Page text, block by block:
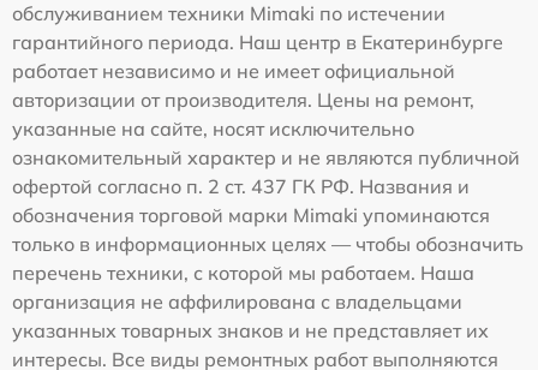
обслуживанием техники Mimaki по истечении
гарантийного периода. Наш центр в Екатеринбурге
работает независимо и не имеет официальной
авторизации от производителя. Цены на ремонт,
указанные на сайте, носят исключительно
ознакомительный характер и не являются публичной
офертой согласно п. 2 ст. 437 ГК РФ. Названия и
обозначения торговой марки Mimaki упоминаются
только в информационных целях — чтобы обозначить
перечень техники, с которой мы работаем. Наша
организация не аффилирована с владельцами
указанных товарных знаков и не представляет их
интересы. Все виды ремонтных работ выполняются